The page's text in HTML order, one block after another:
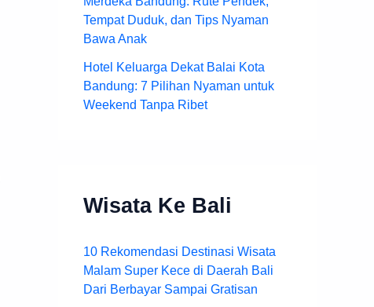
Tempat Duduk, dan Tips Nyaman
Bawa Anak
Hotel Keluarga Dekat Balai Kota
Bandung: 7 Pilihan Nyaman untuk
Weekend Tanpa Ribet
Wisata Ke Bali
10 Rekomendasi Destinasi Wisata
Malam Super Kece di Daerah Bali
Dari Berbayar Sampai Gratisan